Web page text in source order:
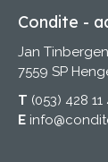
Condite -
Jan
7559 SP
T (053) 428 11
E